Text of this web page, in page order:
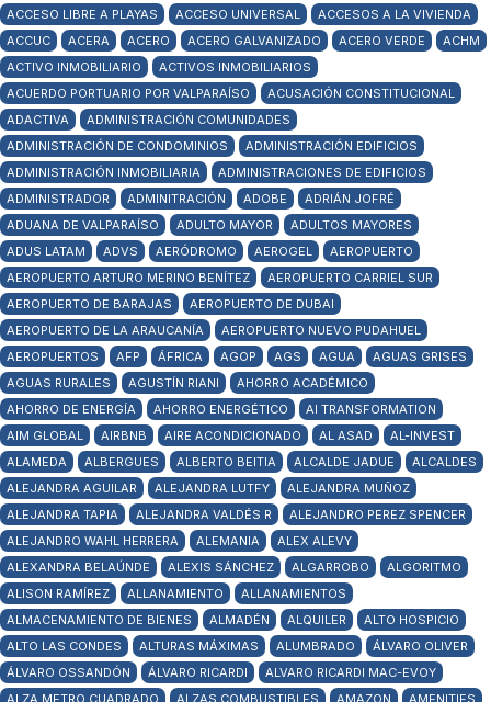
ACCESO LIBRE A PLAYAS
ACCESO UNIVERSAL
ACCESOS A LA VIVIENDA
ACCUC
ACERA ACERO ACERO GALVANIZADO ACERO VERDE
ACHM
ACTIVO INMOBILIARIO
ACTIVOS INMOBILIARIOS
ACUERDO PORTUARIO POR VALPARAÍSO
ACUSACIÓN CONSTITUCIONAL
ADACTIVA
ADMINISTRACIÓN COMUNIDADES
ADMINISTRACIÓN DE CONDOMINIOS
ADMINISTRACIÓN EDIFICIOS
ADMINISTRACIÓN INMOBILIARIA
ADMINISTRACIONES DE EDIFICIOS
ADMINISTRADOR
ADMINITRACIÓN ADOBE
ADRIÁN JOFRÉ
ADUANA DE VALPARAÍSO
ADULTO MAYOR
ADULTOS MAYORES
ADUS LATAM
ADVS AERÓDROMO AEROGEL
AEROPUERTO
AEROPUERTO ARTURO MERINO BENÍTEZ
AEROPUERTO CARRIEL SUR
AEROPUERTO DE BARAJAS
AEROPUERTO DE DUBAI
AEROPUERTO DE LA ARAUCANÍA
AEROPUERTO NUEVO PUDAHUEL
AEROPUERTOS
AFP ÁFRICA AGOP AGS AGUA
AGUAS GRISES
AGUAS RURALES
AGUSTÍN RIANI
AHORRO ACADÉMICO
AHORRO DE ENERGÍA
AHORRO ENERGÉTICO
AI TRANSFORMATION
AIM GLOBAL
AIRBNB AIRE ACONDICIONADO AL ASAD
AL-INVEST
ALAMEDA
ALBERGUES ALBERTO BEITIA ALCALDE JADUE
ALCALDES
ALEJANDRA AGUILAR
ALEJANDRA LUTFY
ALEJANDRA MUÑOZ
ALEJANDRA TAPIA
ALEJANDRA VALDÉS R
ALEJANDRO PEREZ SPENCER
ALEJANDRO WAHL HERRERA
ALEMANIA
ALEX ALEVY
ALEXANDRA BELAÚNDE
ALEXIS SÁNCHEZ ALGARROBO
ALGORITMO
ALISON RAMÍREZ
ALLANAMIENTO
ALLANAMIENTOS
ALMACENAMIENTO DE BIENES
ALMADÉN ALQUILER
ALTO HOSPICIO
ALTO LAS CONDES
ALTURAS MÁXIMAS ALUMBRADO
ÁLVARO OLIVER
ÁLVARO OSSANDÓN
ÁLVARO RICARDI
ALVARO RICARDI MAC-EVOY